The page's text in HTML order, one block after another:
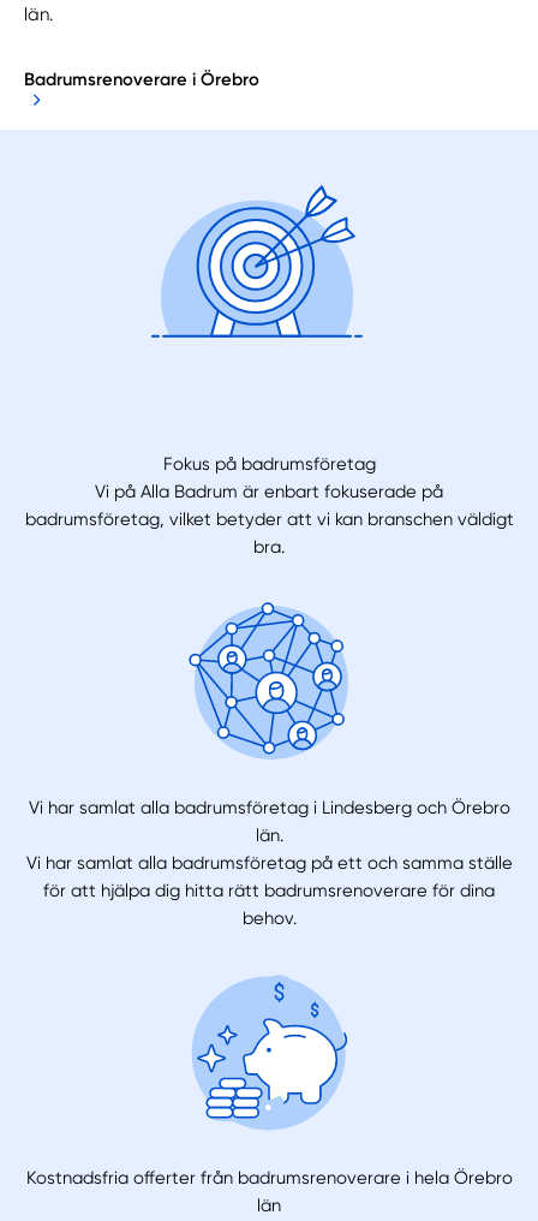
län.
Badrumsrenoverare i Örebro
Fokus på badrumsföretag
Vi på Alla Badrum är enbart fokuserade på
badrumsföretag, vilket betyder att vi kan branschen väldigt
bra.
Vi har samlat alla badrumsföretag i Lindesberg och Örebro
län.
Vi har samlat alla badrumsföretag på ett och samma ställe
för att hjälpa dig hitta rätt badrumsrenoverare för dina
behov.
Kostnadsfria offerter från badrumsrenoverare i hela Örebro
län